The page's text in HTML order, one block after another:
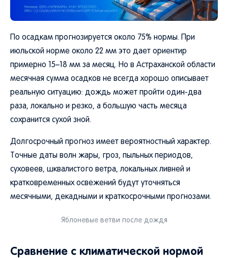
По осадкам прогнозируется около 75% нормы. При
июльской норме около 22 мм это дает ориентир
примерно 15–18 мм за месяц. Но в Астраханской области
месячная сумма осадков не всегда хорошо описывает
реальную ситуацию: дождь может пройти один-два
раза, локально и резко, а большую часть месяца
сохранится сухой зной.
Долгосрочный прогноз имеет вероятностный характер.
Точные даты волн жары, гроз, пыльных периодов,
суховеев, шквалистого ветра, локальных ливней и
кратковременных освежений будут уточняться
месячными, декадными и краткосрочными прогнозами.
Яблоневые ветви после дождя
Сравнение с климатической нормой